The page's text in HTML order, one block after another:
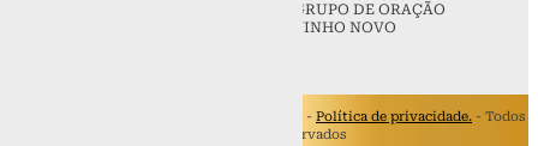
GRUPO DE ORAÇÃO
VINHO NOVO
Basílica Santuário São Francisco de Assis - Política de privacidade. - Todos
os Direitos Reservados